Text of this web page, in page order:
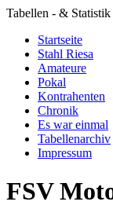
Tabellen - & Statistik
Startseite
Stahl Riesa
Amateure
Pokal
Kontrahenten
Chronik
Es war einmal
Tabellenarchiv
Impressum
FSV